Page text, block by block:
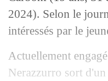
2024). Selon le
intéressés par le
Actuellement
Nerazzurro sort
02/07 Le Havre :
02/07 Tottenham:
Tottenham :